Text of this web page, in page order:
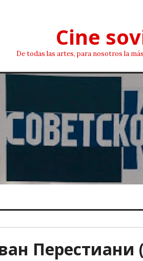
Cine
De todas las artes, para nosotros la
Перестиани